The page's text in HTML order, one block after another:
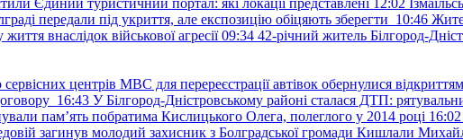
Єдиний туристичний портал: які локації представлені 12:02
передали під укриття, але експозицію обіцяють зберегти 10:46
внаслідок військової агресії 09:34 42-річний житель Білгород-
центрів МВС для перереєстрації автівок обернулися
16:43 У Білгород-Дністровському районі сталася ДТП:
пам’ять побратима Кислицького Олега, полеглого у 2014 році 16:02
загинув молодий захисник з Болградської громади Кишлали